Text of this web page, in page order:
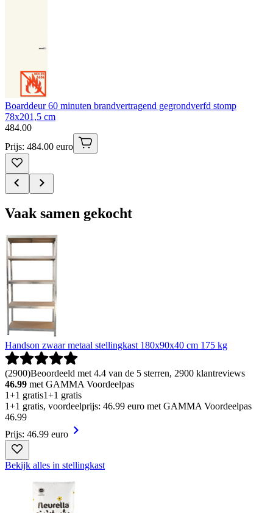
Boarddeur 60 minuten brandvertragend gegrondverfd stomp
78x201,5 cm
484.00
Prijs: 484.00 euro
Vaak samen gekocht
Handson zwaar metaal stellingkast 180x90x40 cm 175 kg
(2900)Beoordeeld met 4.4 van de 5 sterren, 2900 klantreviews
46.99 met GAMMA Voordeelpas
1+1 gratis1+1 gratis
1+1 gratis, voordeelprijs: 46.99 euro met GAMMA Voordeelpas
46.99
Prijs: 46.99 euro
Bekijk alles in stellingkast